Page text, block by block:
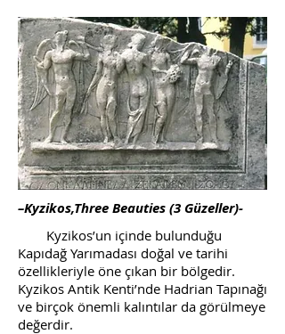
–Kyzikos,Three Beauties (3 Güzeller)-
Kyzikos’un içinde bulunduğu
Kapıdağ Yarımadası doğal ve tarihi
özellikleriyle öne çıkan bir bölgedir.
Kyzikos Antik Kenti’nde Hadrian Tapınağı
ve birçok önemli kalıntılar da görülmeye
değerdir.